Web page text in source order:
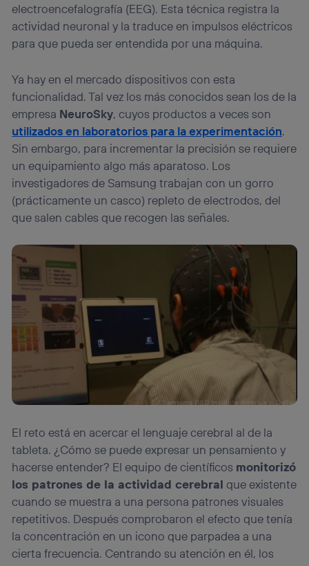
electroencefalografía (EEG). Esta técnica registra la
actividad neuronal y la traduce en impulsos eléctricos
para que pueda ser entendida por una máquina.
Ya hay en el mercado dispositivos con esta
funcionalidad. Tal vez los más conocidos sean los de la
empresa NeuroSky, cuyos productos a veces son
utilizados en laboratorios para la experimentación.
Sin embargo, para incrementar la precisión se requiere
un equipamiento algo más aparatoso. Los
investigadores de Samsung trabajan con un gorro
(prácticamente un casco) repleto de electrodos, del
que salen cables que recogen las señales.
El reto está en acercar el lenguaje cerebral al de la
tableta. ¿Cómo se puede expresar un pensamiento y
hacerse entender? El equipo de científicos monitorizó
los patrones de la actividad cerebral que existente
cuando se muestra a una persona patrones visuales
repetitivos. Después comprobaron el efecto que tenía
la concentración en un icono que parpadea a una
cierta frecuencia. Centrando su atención en él, los